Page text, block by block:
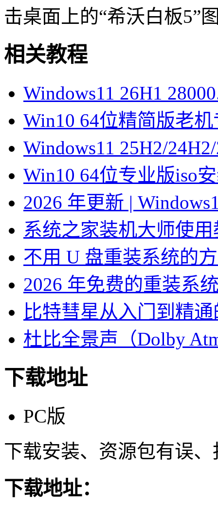
击桌面上的“希沃白板5”
相关教程
Windows11 26H1
Win10 64位精简版老
Windows11 25H2/
Win10 64位专业版iso
2026 年更新 |
系统之家装机大师使
不用 U 盘重装系统的
2026 年免费的重装系
比特彗星从入门到精
杜比全景声（Dolby
下载地址
PC版
下载安装、资源包有误
下载地址：